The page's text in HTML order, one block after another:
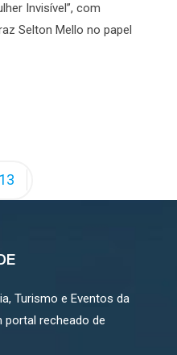
Invisível”, com
Selton Mello no papel
13
Turismo e Eventos da
portal recheado de